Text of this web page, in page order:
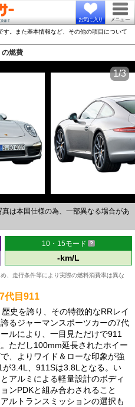
お気に入り メニュー
。また基本情報など、その他の項目について
燃費
は本国仕様の為、一部異なる場合があ
1/3
10・15モード
-km/L
、走行条件等により実際の燃料消費率は異な
代目911
史を誇り、その特徴的なRRレイ
るジャーマンスポーツカーの7代
ルにより、一目見ただけで911
ただし100mm延長されたホイー
、よりワイド＆ローな印象が強
3.4L、911Sは3.8Lとなる。い
アルミによる軽量設計のボディ
ンPDKと組み合わされること
ルトランスミッションの選択も